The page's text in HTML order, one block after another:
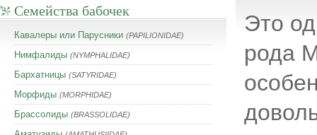
Семейства бабочек
Кавалеры или Парусники (PAPILIONIDAE)
Нимфалиды (NYMPHALIDAE)
Бархатницы (SATYRIDAE)
Морфиды (MORPHIDAE)
Брассолиды (BRASSOLIDAE)
Это
рода